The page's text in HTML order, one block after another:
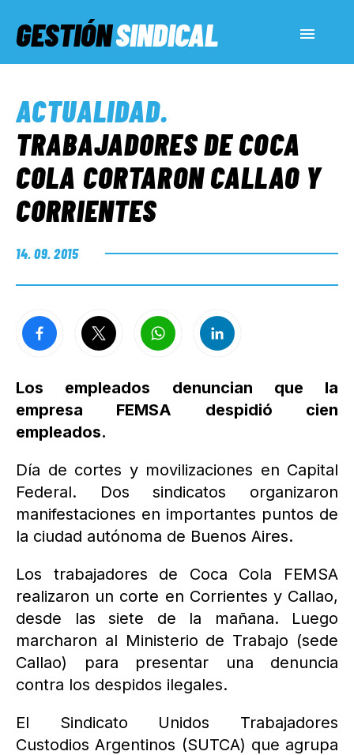
GESTIÓNSINDICAL
SERVICIOS SOCIALES
INFORMES ESPECIALES
FUERA DE MEGÁFONO
ACTUALIDAD.
TRABAJADORES DE COCA
COLA CORTARON CALLAO Y
CORRIENTES
14. 09. 2015
Los empleados denuncian que la
empresa FEMSA despidió cien
empleados.
Día de cortes y movilizaciones en Capital
Federal. Dos sindicatos organizaron
manifestaciones en importantes puntos de
la ciudad autónoma de Buenos Aires.
Los trabajadores de Coca Cola FEMSA
realizaron un corte en Corrientes y Callao,
desde las siete de la mañana. Luego
marcharon al Ministerio de Trabajo (sede
Callao) para presentar una denuncia
contra los despidos ilegales.
El Sindicato Unidos Trabajadores
Custodios Argentinos (SUTCA) que agrupa